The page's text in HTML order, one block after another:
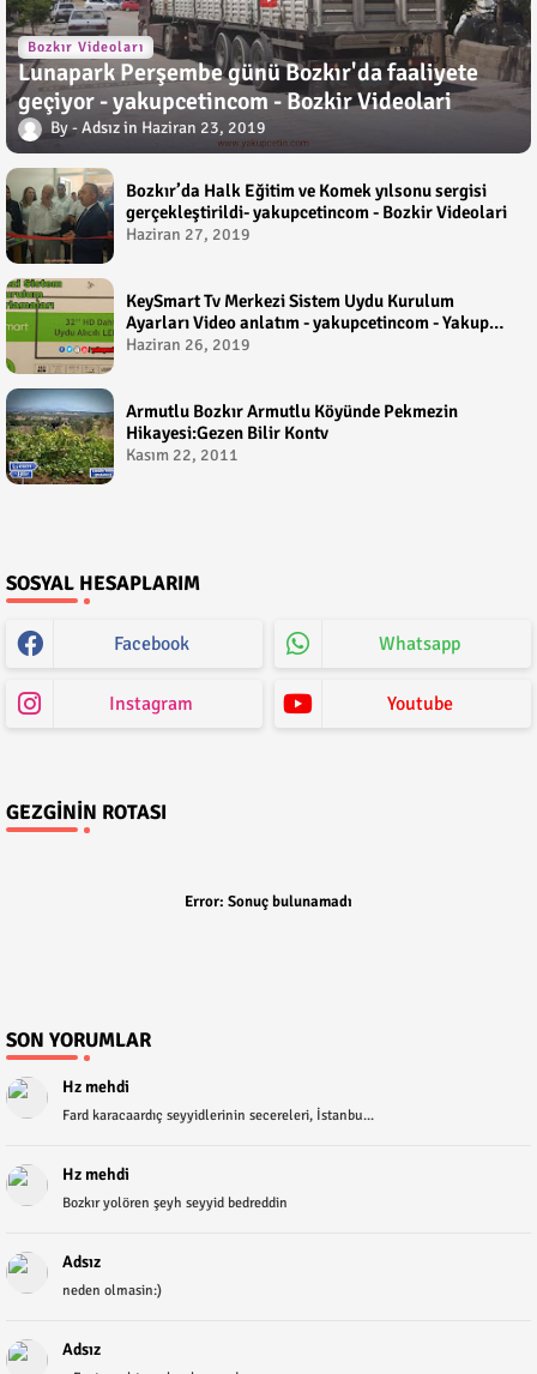
Bozkır Videoları
Lunapark Perşembe günü Bozkır'da faaliyete
geçiyor - yakupcetincom - Bozkir Videolari
Adsız Haziran 23, 2019
Bozkır’da Halk Eğitim ve Komek yılsonu sergisi
gerçekleştirildi- yakupcetincom - Bozkir Videolari
Haziran 27, 2019
KeySmart Tv Merkezi Sistem Uydu Kurulum
Ayarları Video anlatım - yakupcetincom - Yakup
Çetin
Haziran 26, 2019
Armutlu Bozkır Armutlu Köyünde Pekmezin
Hikayesi:Gezen Bilir Kontv
Kasım 22, 2011
SOSYAL HESAPLARIM
Facebook Whatsapp
Instagram Youtube
GEZGININ ROTASI
Error: Sonuç bulunamadı
SON YORUMLAR
Hz mehdi
Fard karacaardıç seyyidlerinin secereleri, İstanbu...
Hz mehdi
Bozkır yolören şeyh seyyid bedreddin
Adsız
neden olmasin:)
Adsız